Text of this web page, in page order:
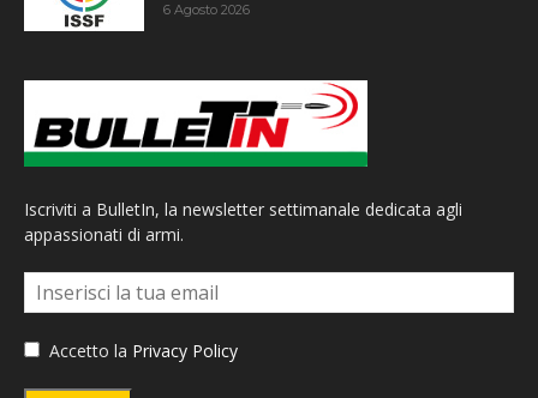
6 Agosto 2026
Iscriviti a BulletIn, la newsletter settimanale dedicata agli
appassionati di armi.
Accetto la Privacy Policy